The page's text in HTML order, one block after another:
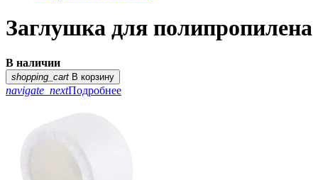
Заглушка для полипропилена
В наличии
shopping_cart В корзину
navigate_nextПодробнее